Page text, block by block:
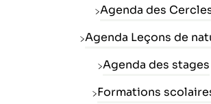
Agenda des
Agenda Leçons de
Agenda des stages
Formations